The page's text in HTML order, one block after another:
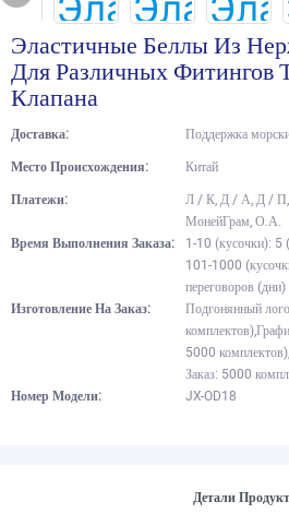
Эластичные Беллы Из
Для Различных Фитингов
Клапана
Доставка:
Поддержка
Место Происхождения:
Китай
Платежи:
Л / К, Д / А, Д / П,
МонейГрам, О.А.
Время Выполнения Заказа:
1-10 (кусочки): 5
101-1000
переговоров (дни)
Изготовление На Заказ:
Подгонянный
5000
Заказ: 5000
Номер Модели:
JX-OD18
Детали